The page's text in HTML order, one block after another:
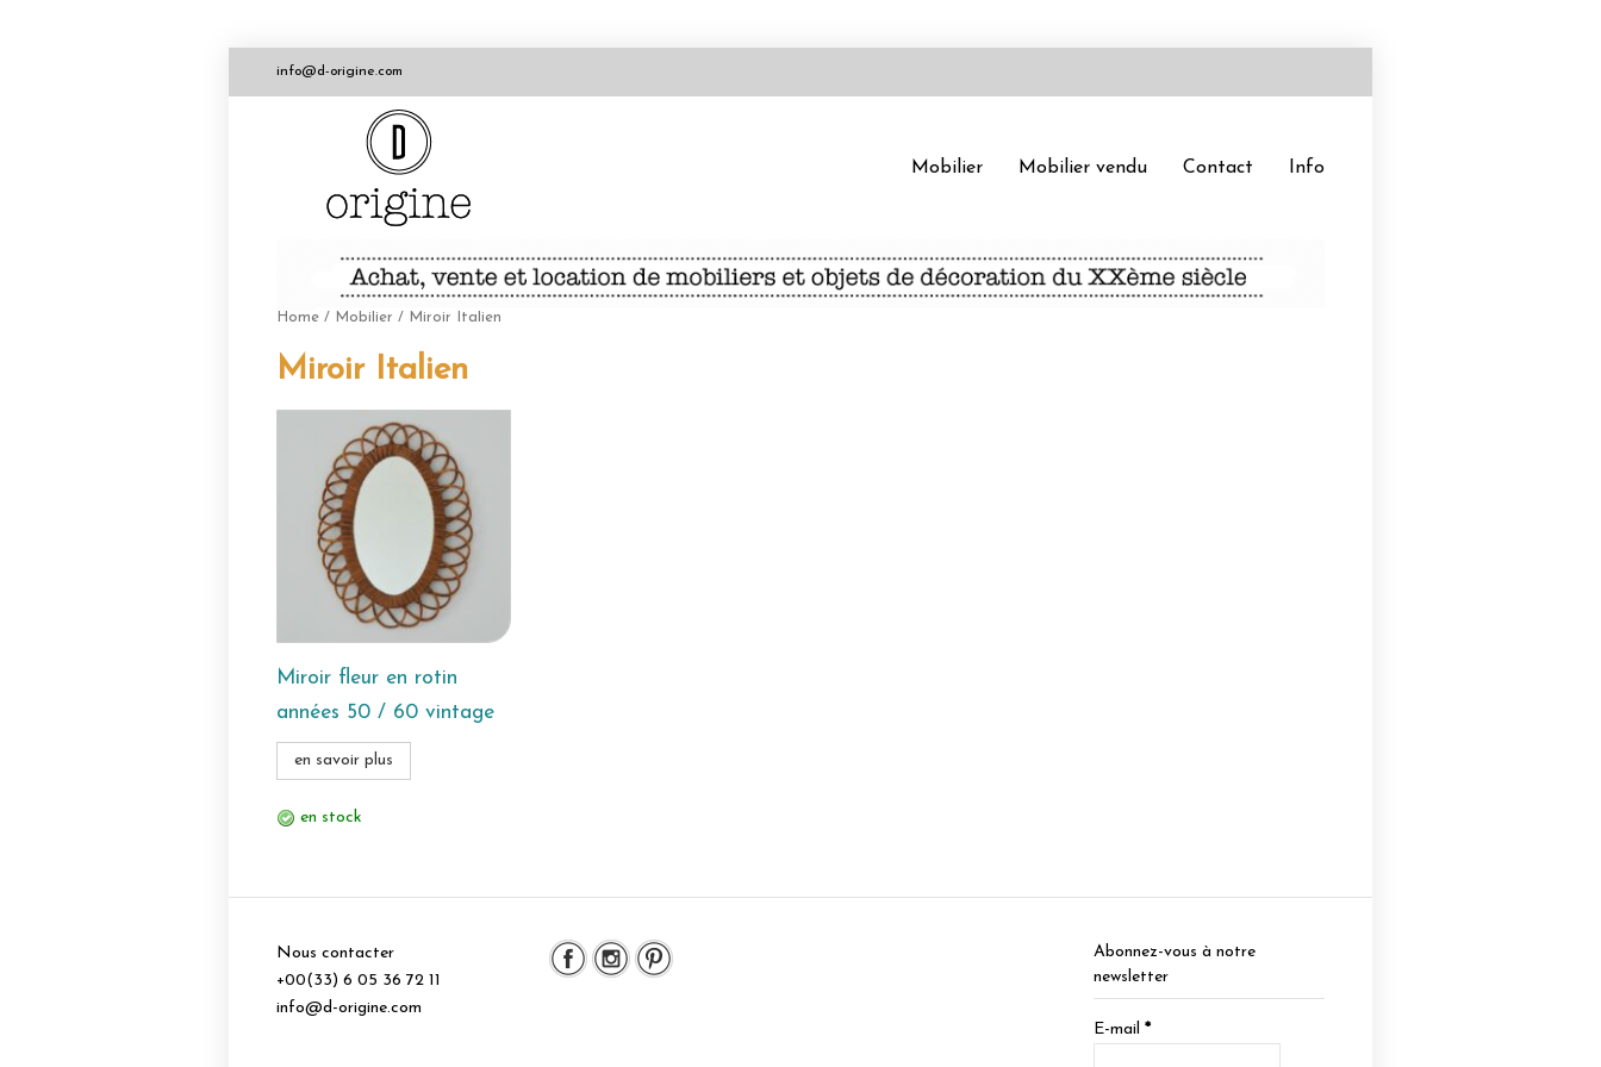
info@d-origine.com
Mobilier Mobilier vendu Contact Info
Home / Mobilier / Miroir Italien
Miroir Italien
Miroir fleur en rotin
années 50 / 60 vintage
en savoir plus
en stock
Nous contacter
+00(33) 6 05 36 72 11
info@d-origine.com
Abonnez-vous à notre
newsletter
E-mail*